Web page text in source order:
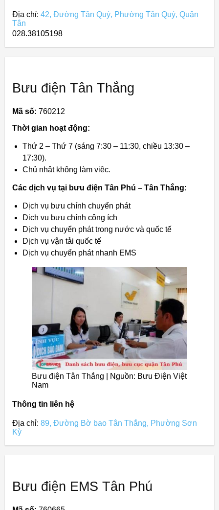
Địa chỉ: 42, Đường Tân Quý, Phường Tân Quý, Quận
Tân
028.38105198
Bưu điện Tân Thắng
Mã số: 760212
Thời gian hoạt động:
Thứ 2 – Thứ 7 (sáng 7:30 – 11:30, chiều 13:30 –
17:30).
Chủ nhật không làm việc.
Các dịch vụ tại bưu điện Tân Phú – Tân Thắng:
Dịch vụ bưu chính chuyển phát
Dịch vụ bưu chính công ích
Dịch vụ chuyển phát trong nước và quốc tế
Dịch vụ vận tải quốc tế
Dịch vụ chuyển phát nhanh EMS
Bưu điện Tân Thắng | Nguồn: Bưu Điện Việt
Nam
Thông tin liên hệ
Địa chỉ: 89, Đường Bờ bao Tân Thắng, Phường Sơn
Kỳ
Bưu điện EMS Tân Phú